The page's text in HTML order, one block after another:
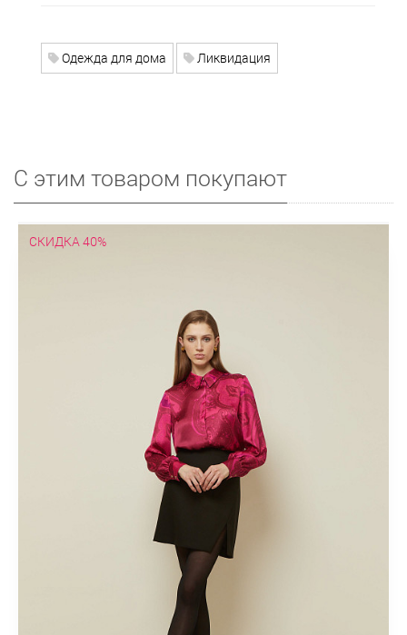
Одежда для дома Ликвидация
С этим товаром покупают
СКИДКА 40%